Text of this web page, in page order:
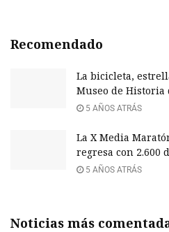
Recomendado
La bicicleta,
Museo de Historia
5 AÑOS ATRÁS
La X Media
regresa con 2.600
5 AÑOS ATRÁS
Noticias más